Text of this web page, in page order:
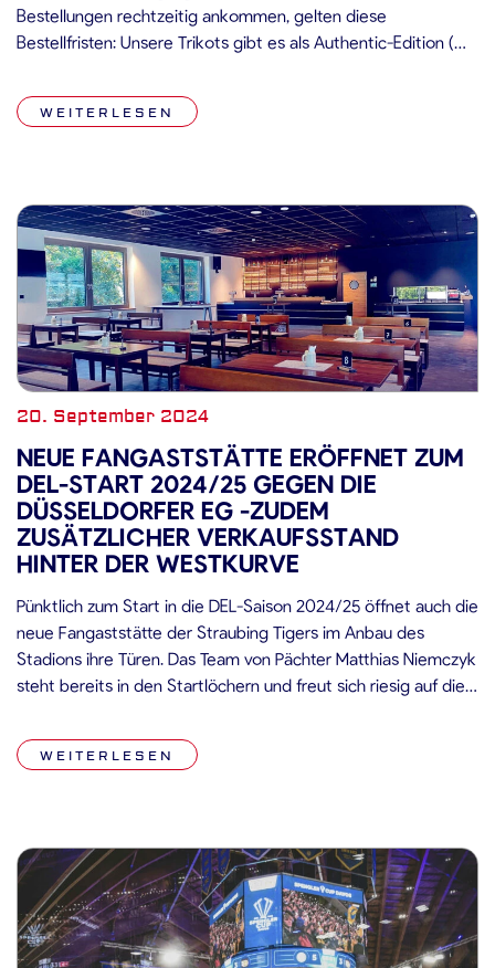
Bestellungen rechtzeitig ankommen, gelten diese
Bestellfristen: Unsere Trikots gibt es als Authentic-Edition (mit
Fantrikots und können ab sofort rund um die Uhr im
Onlineshop der Straubing Tigers unter […]
WEITERLESEN
20. September 2024
NEUE FANGASTSTÄTTE ERÖFFNET ZUM
DEL-START 2024/25 GEGEN DIE
DÜSSELDORFER EG -ZUDEM
ZUSÄTZLICHER VERKAUFSSTAND
HINTER DER WESTKURVE
Pünktlich zum Start in die DEL-Saison 2024/25 öffnet auch die
neue Fangaststätte der Straubing Tigers im Anbau des
Stadions ihre Türen. Das Team von Pächter Matthias Niemczyk
steht bereits in den Startlöchern und freut sich riesig auf die
Uhr – und auch bei allen […]
WEITERLESEN